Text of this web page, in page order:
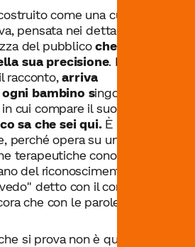
come una curva di
pensata nei dettagli con
del pubblicoche è quasi
sua precisione. Prima
racconto,arriva
bambino singolarmente
cui compare il suo nome:
sa che sei qui.È un gesto
perché opera su un piano
terapeutiche conoscono
del riconoscimento
detto con il corpo e con
che con le parole.
si prova non è quella della